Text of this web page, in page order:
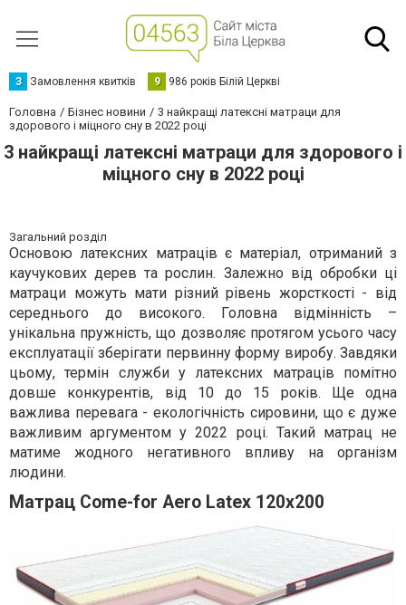
З Замовлення квитків 9 986 років Білій Церкві
Головна Бізнес новини
3 найкращі латексні матраци для
здорового і міцного сну в 2022 році
3 найкращі латексні матраци для здорового і
міцного сну в 2022 році
Загальний розділ
Основою латексних матраців є матеріал, отриманий з
каучукових дерев та рослин. Залежно від обробки ці
матраци можуть мати різний рівень жорсткості - від
середнього до високого. Головна відмінність –
унікальна пружність, що дозволяє протягом усього часу
експлуатації зберігати первинну форму виробу. Завдяки
цьому, термін служби у латексних матраців помітно
довше конкурентів, від 10 до 15 років. Ще одна
важлива перевага - екологічність сировини, що є дуже
важливим аргументом у 2022 році. Такий матрац не
матиме жодного негативного впливу на організм
людини.
Матрац Come-for Aero Latex 120x200